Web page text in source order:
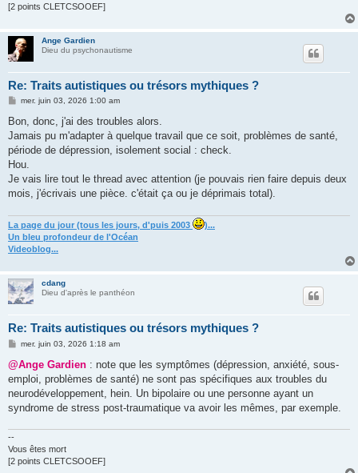
[2 points CLETCSOOEF]
Ange Gardien
Dieu du psychonautisme
Re: Traits autistiques ou trésors mythiques ?
M
s
a
g
mer. juin 03, 2026 1:00 am
Bon, donc, j'ai des troubles alors.
Jamais pu m'adapter à quelque travail que ce soit, problèmes de santé,
période de dépression, isolement social : check.
Hou.
Je vais lire tout le thread avec attention (je pouvais rien faire depuis deux
mois, j'écrivais une pièce. c'était ça ou je déprimais total).
La page du jour (tous les jours, d'puis 2003
)...
Un bleu profondeur de l'Océan
Videoblog...
cdang
Dieu d'après le panthéon
Re: Traits autistiques ou trésors mythiques ?
M
s
a
g
mer. juin 03, 2026 1:18 am
@Ange Gardien : note que les symptômes (dépression, anxiété, sous-
emploi, problèmes de santé) ne sont pas spécifiques aux troubles du
neurodéveloppement, hein. Un bipolaire ou une personne ayant un
syndrome de stress post-traumatique va avoir les mêmes, par exemple.
--
Vous êtes mort
[2 points CLETCSOOEF]